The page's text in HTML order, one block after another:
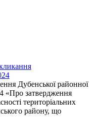
Дубенської районної
«Про затвердження
територіальних
району, що